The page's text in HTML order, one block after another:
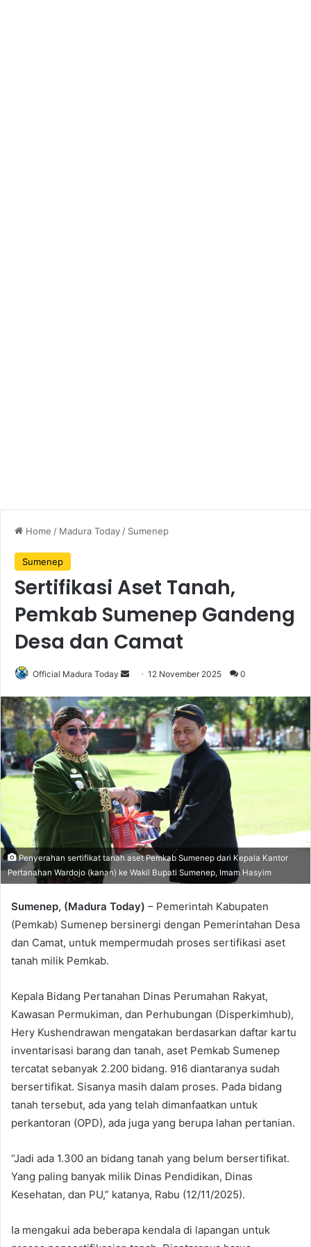
Home / Madura Today / Sumenep
Sumenep
Sertifikasi Aset Tanah,
Pemkab Sumenep Gandeng
Desa dan Camat
Official Madura Today
n
d
n
e
m
a
i
12 November 2025 0
Penyerahan sertifikat tanah aset Pemkab Sumenep dari Kepala Kantor
Pertanahan Wardojo (kanan) ke Wakil Bupati Sumenep, Imam Hasyim
Sumenep, (Madura Today) – Pemerintah Kabupaten
(Pemkab) Sumenep bersinergi dengan Pemerintahan Desa
dan Camat, untuk mempermudah proses sertifikasi aset
tanah milik Pemkab.
Kepala Bidang Pertanahan Dinas Perumahan Rakyat,
Kawasan Permukiman, dan Perhubungan (Disperkimhub),
Hery Kushendrawan mengatakan berdasarkan daftar kartu
inventarisasi barang dan tanah, aset Pemkab Sumenep
tercatat sebanyak 2.200 bidang. 916 diantaranya sudah
bersertifikat. Sisanya masih dalam proses. Pada bidang
tanah tersebut, ada yang telah dimanfaatkan untuk
perkantoran (OPD), ada juga yang berupa lahan pertanian.
“Jadi ada 1.300 an bidang tanah yang belum bersertifikat.
Yang paling banyak milik Dinas Pendidikan, Dinas
Kesehatan, dan PU,” katanya, Rabu (12/11/2025).
Ia mengakui ada beberapa kendala di lapangan untuk